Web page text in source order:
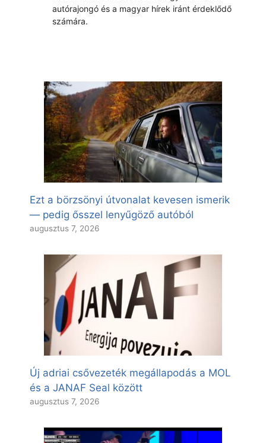
autórajongó és a magyar hírek iránt érdeklődő
számára.
Ezt a börzsönyi útvonalat kevesen ismerik
— pedig ősszel lenyűgöző autóból
augusztus 7, 2026
Új adriai csővezeték megállapodás a MOL
és a JANAF Seal között
augusztus 7, 2026